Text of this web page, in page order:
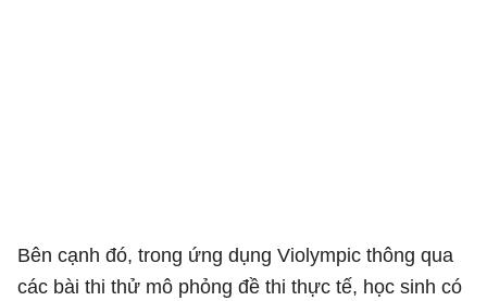
Bên cạnh đó, trong ứng dụng Violympic thông qua
các bài thi thử mô phỏng đề thi thực tế, học sinh có